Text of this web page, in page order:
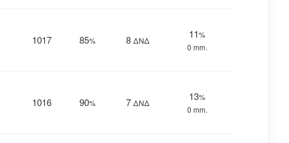
1017 85% 8 ΔΝΔ
11%
0 mm.
1016 90% 7 ΔΝΔ
13%
0 mm.